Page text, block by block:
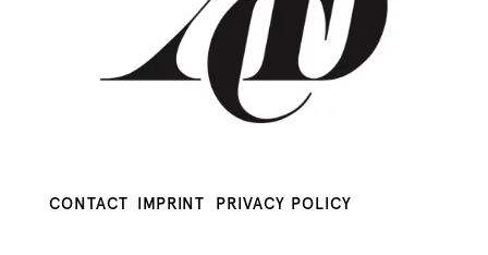
CONTACT IMPRINT PRIVACY POLICY